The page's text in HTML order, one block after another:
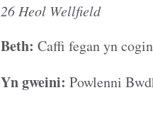
26 Heol Wellfield
Beth: Caffi fegan yn
Yn gweini: Powlenni